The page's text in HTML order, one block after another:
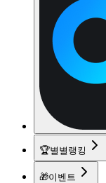
🏆별별랭킹
🎁이벤트